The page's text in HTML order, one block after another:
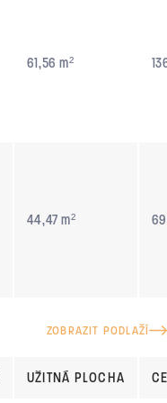
61,56 m²
44,47 m²
ZOBRAZIT PODLAŽÍ
UŽITNÁ PLOCHA